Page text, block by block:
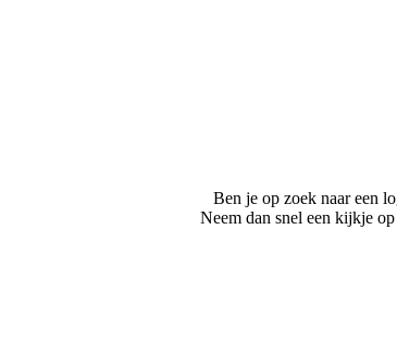
Ben je op zoek naar een
Neem dan snel een kijkje